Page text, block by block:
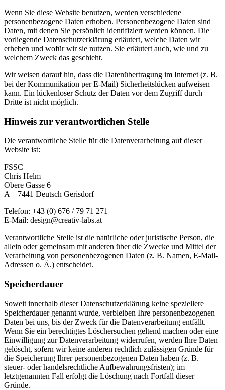
Wenn Sie diese Website benutzen, werden verschiedene
personenbezogene Daten erhoben. Personenbezogene Daten sind
Daten, mit denen Sie persönlich identifiziert werden können. Die
vorliegende Datenschutzerklärung erläutert, welche Daten wir
erheben und wofür wir sie nutzen. Sie erläutert auch, wie und zu
welchem Zweck das geschieht.
Wir weisen darauf hin, dass die Datenübertragung im Internet (z. B.
bei der Kommunikation per E-Mail) Sicherheitslücken aufweisen
kann. Ein lückenloser Schutz der Daten vor dem Zugriff durch
Dritte ist nicht möglich.
Hinweis zur verantwortlichen Stelle
Die verantwortliche Stelle für die Datenverarbeitung auf dieser
Website ist:
FSSC
Chris Helm
Obere Gasse 6
A – 7441 Deutsch Gerisdorf
Telefon: +43 (0) 676 / 79 71 271
E-Mail: design@creativ-labs.at
Verantwortliche Stelle ist die natürliche oder juristische Person, die
allein oder gemeinsam mit anderen über die Zwecke und Mittel der
Verarbeitung von personenbezogenen Daten (z. B. Namen, E-Mail-
Adressen o. Ä.) entscheidet.
Speicherdauer
Soweit innerhalb dieser Datenschutzerklärung keine speziellere
Speicherdauer genannt wurde, verbleiben Ihre personenbezogenen
Daten bei uns, bis der Zweck für die Datenverarbeitung entfällt.
Wenn Sie ein berechtigtes Löschersuchen geltend machen oder eine
Einwilligung zur Datenverarbeitung widerrufen, werden Ihre Daten
gelöscht, sofern wir keine anderen rechtlich zulässigen Gründe für
die Speicherung Ihrer personenbezogenen Daten haben (z. B.
steuer- oder handelsrechtliche Aufbewahrungsfristen); im
letztgenannten Fall erfolgt die Löschung nach Fortfall dieser
Gründe.